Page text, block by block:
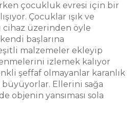
İbrahim Sok.
Beşiktaş
kapısı karışı çaprazı)
çocukluk evresi için bir
Çocuklar ışık ve
üzerinden öyle
başlarına
malzemeler ekleyip
izlemek kalıyor
şeffaf olmayanlar karanlık
Ellerini sağa
objenin yansıması sola